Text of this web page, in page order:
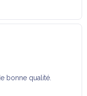
bonne qualité.